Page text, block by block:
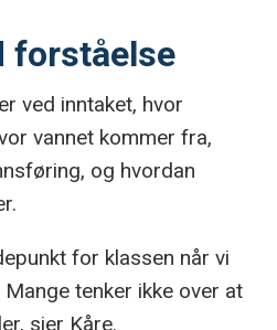
forståelse
ved inntaket, hvor
vannet kommer fra,
og hvordan
for klassen når vi
tenker ikke over at
sier Kåre.